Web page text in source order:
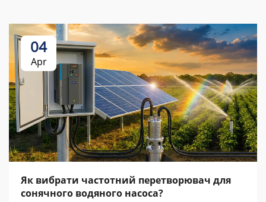
04
Apr
Як вибрати частотний перетворювач для
сонячного водяного насоса?